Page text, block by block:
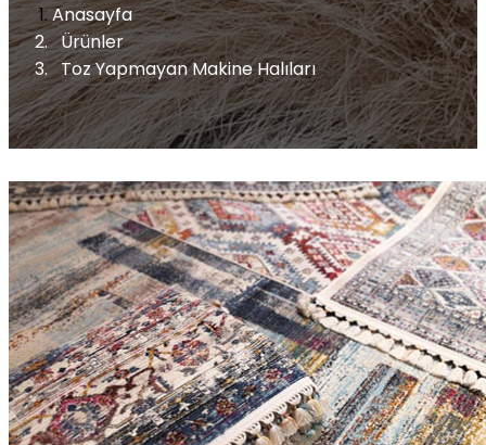
Anasayfa
Ürünler
Toz Yapmayan Makine Halıları